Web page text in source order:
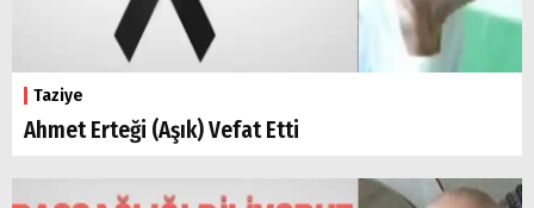
Taziye
Ahmet Erteği (Aşık) Vefat Etti